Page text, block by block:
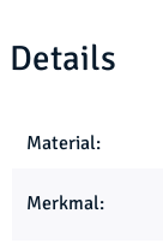
Details
Wert
Material:
Merkmal: